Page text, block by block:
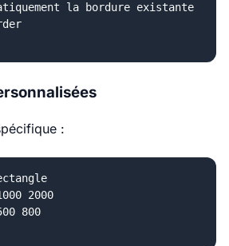
la bordure existante
:
2000
800